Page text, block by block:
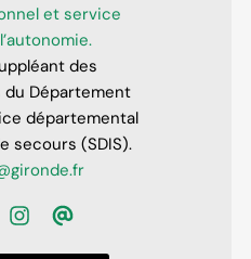
et service
des
Département
départemental
secours (SDIS).